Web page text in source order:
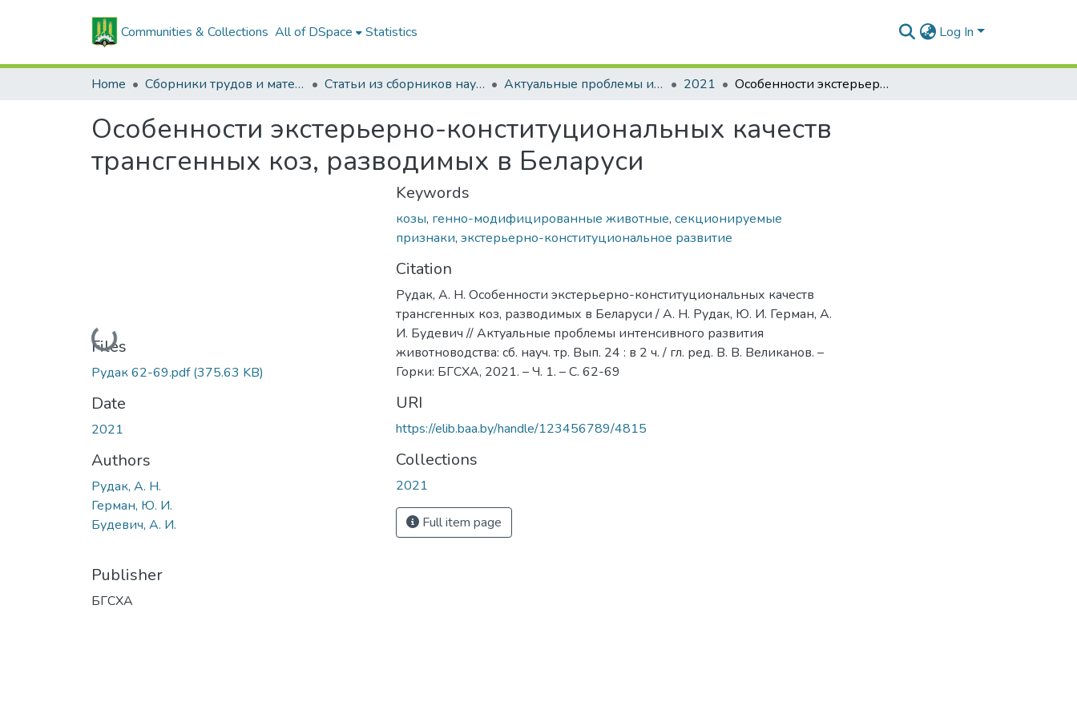
Communities & Collections All of DSpace Statistics Log In
Home Сборники трудов и материалов конференций Статьи из сборников научных трудов Актуальные проблемы интенсивного развития животноводства: сб. науч. тр. 2021 Особенности экстерьерно-конституциональных качеств трансгенных коз, разводимых в Беларуси
Особенности экстерьерно-конституциональных качеств
трансгенных коз, разводимых в Беларуси
Loading...
Files
Рудак 62-69.pdf(375.63 KB)
Date
2021
Authors
Рудак, А. Н.
Герман, Ю. И.
Будевич, А. И.
Publisher
БГСХА
Keywords
козы, генно-модифицированные животные, секционируемые
признаки, экстерьерно-конституциональное развитие
Citation
Рудак, А. Н. Особенности экстерьерно-конституциональных качеств
трансгенных коз, разводимых в Беларуси / А. Н. Рудак, Ю. И. Герман, А.
И. Будевич // Актуальные проблемы интенсивного развития
животноводства: сб. науч. тр. Вып. 24 : в 2 ч. / гл. ред. В. В. Великанов. –
Горки: БГСХА, 2021. – Ч. 1. – С. 62-69
URI
https://elib.baa.by/handle/123456789/4815
Collections
2021
Full item page